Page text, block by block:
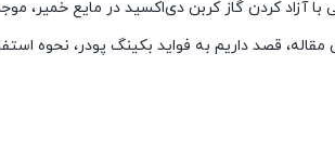
آزاد کردن گاز کربن دی‌اکسید در مایع خمیر،
قصد داریم به فواید بکینگ پودر، نحوه